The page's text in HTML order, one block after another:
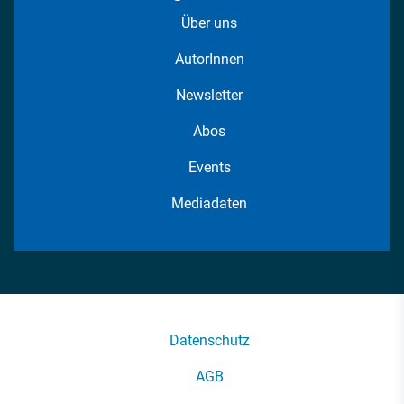
Über uns
AutorInnen
Newsletter
Abos
Events
Mediadaten
Datenschutz
AGB